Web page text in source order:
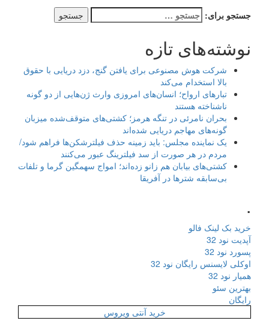
جستجو برای:
نوشته‌های تازه
شرکت هوش مصنوعی برای یافتن گنج، دزد دریایی با حقوق
بالا استخدام می‌کند
تبارهای ارواح؛ انسان‌های امروزی وارث ژن‌هایی از دو گونه
ناشناخته هستند
بحران نامرئی در تنگه هرمز؛ کشتی‌های متوقف‌شده میزبان
گونه‌های مهاجم دریایی شده‌اند
یک نماینده مجلس: باید زمینه حذف فیلترشکن‌ها فراهم شود/
مردم در هر صورت از سد فیلترینگ عبور می‌کنند
کشتی‌های بیابان هم زانو زده‌اند؛ امواج سهمگین گرما و تلفات
بی‌سابقه شترها در آفریقا
.
خرید بک لینک فالو
آپدیت نود 32
پسورد نود 32
اوکلی لایسنس رایگان نود 32
همیار نود 32
بهترین سئو
رایگان
خرید آنتی ویروس